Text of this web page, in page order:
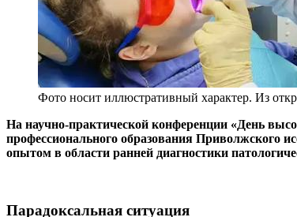
Фото носит иллюстративный характер. Из
На научно-практической конференции «День
профессионального образования Приволжского
опытом в области ранней диагностики
Парадоксальная ситуация